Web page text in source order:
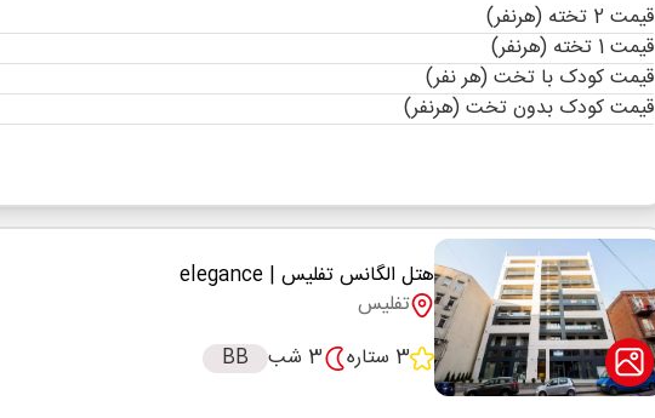
قیمت 2 تخته (هرنفر)
قیمت 1 تخته (هرنفر)
قیمت کودک با تخت (هر نفر)
قیمت کودک بدون تخت (هرنفر)
هتل الگانس تفلیس | elegance
تفلیس
3 ستاره
3 شب BB